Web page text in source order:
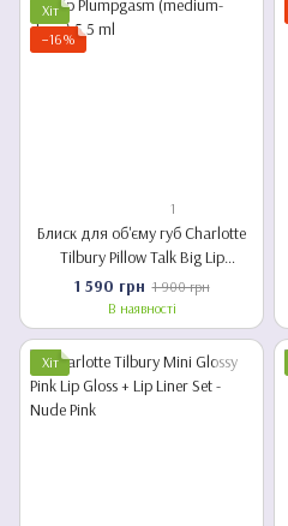
Хіт
−16%
1
Блиск для об'єму губ Charlotte
Tilbury Pillow Talk Big Lip
Plumpgasm (medium-deep ) 5.5
ml
1 590 грн 1 900 грн
В наявності
Хіт